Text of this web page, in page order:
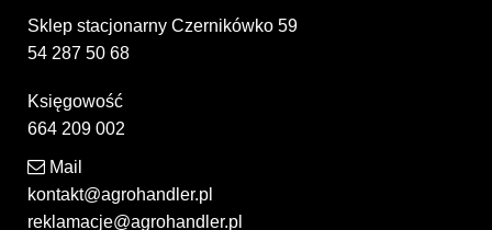
Sklep stacjonarny Czernikówko 59
54 287 50 68
Księgowość
664 209 002
Mail
kontakt@agrohandler.pl
reklamacje@agrohandler.pl